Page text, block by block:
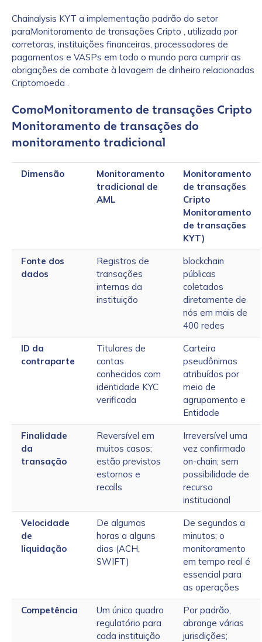
Chainalysis KYT a implementação padrão do setor
paraMonitoramento de transações Cripto , utilizada por
corretoras, instituições financeiras, processadores de
pagamentos e VASPs em todo o mundo para cumprir as
obrigações de combate à lavagem de dinheiro relacionadas
Criptomoeda .
ComoMonitoramento de transações Cripto
Monitoramento de transações do
monitoramento tradicional
Dimensão
Monitoramento
tradicional de
AML
Monitoramento
de transações
Cripto
Monitoramento
de transações
KYT)
Fonte dos
dados
Registros de
transações
internas da
instituição
blockchain
públicas
coletados
diretamente de
nós em mais de
400 redes
ID da
contraparte
Titulares de
contas
conhecidos com
identidade KYC
verificada
Carteira
pseudônimas
atribuídos por
meio de
agrupamento e
Entidade
Finalidade
da
transação
Reversível em
muitos casos;
estão previstos
estornos e
recalls
Irreversível uma
vez confirmado
on-chain; sem
possibilidade de
recurso
institucional
Velocidade
de
liquidação
De algumas
horas a alguns
dias (ACH,
SWIFT)
De segundos a
minutos; o
monitoramento
em tempo real é
essencial para
as operações
Competência
Um único quadro
regulatório para
cada instituição
Por padrão,
abrange várias
jurisdições;